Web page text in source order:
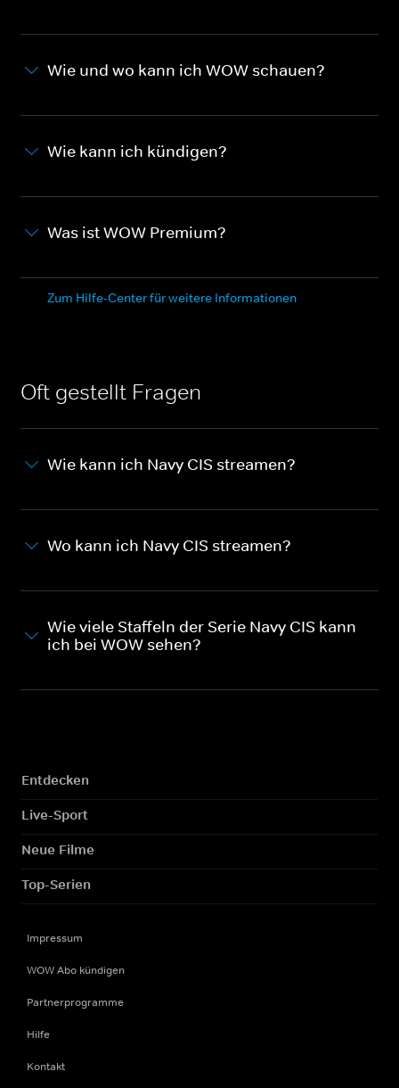
Wie und wo kann ich WOW schauen?
Wie kann ich kündigen?
Was ist WOW Premium?
Zum Hilfe-Center für weitere Informationen
Oft gestellt Fragen
Wie kann ich Navy CIS streamen?
Wo kann ich Navy CIS streamen?
Wie viele Staffeln der Serie Navy CIS kann
ich bei WOW sehen?
Entdecken
Live-Sport
Neue Filme
Top-Serien
Impressum
WOW Abo kündigen
Partnerprogramme
Hilfe
Kontakt